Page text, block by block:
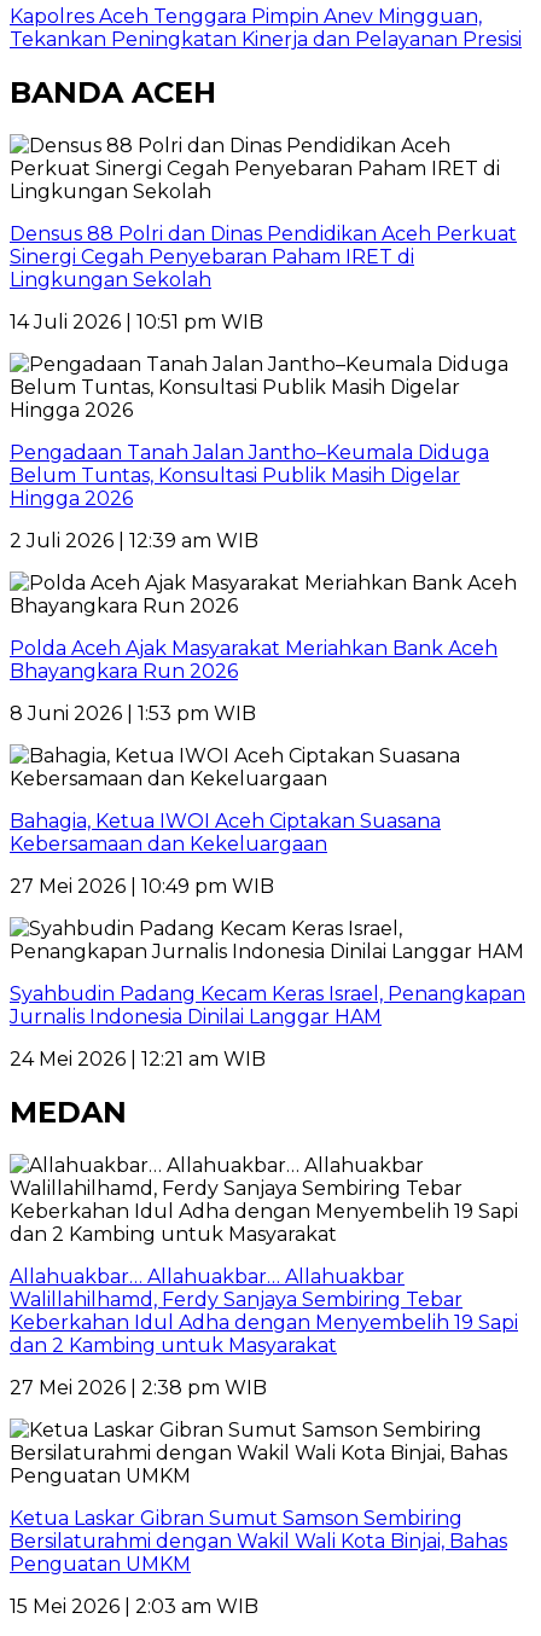
Kapolres Aceh Tenggara Pimpin Anev Mingguan,
Tekankan Peningkatan Kinerja dan Pelayanan Presisi
BANDA ACEH
Densus 88 Polri dan Dinas Pendidikan Aceh Perkuat
Sinergi Cegah Penyebaran Paham IRET di
Lingkungan Sekolah
14 Juli 2026 | 10:51 pm WIB
Pengadaan Tanah Jalan Jantho–Keumala Diduga
Belum Tuntas, Konsultasi Publik Masih Digelar
Hingga 2026
2 Juli 2026 | 12:39 am WIB
Polda Aceh Ajak Masyarakat Meriahkan Bank Aceh
Bhayangkara Run 2026
8 Juni 2026 | 1:53 pm WIB
Bahagia, Ketua IWOI Aceh Ciptakan Suasana
Kebersamaan dan Kekeluargaan
27 Mei 2026 | 10:49 pm WIB
Syahbudin Padang Kecam Keras Israel, Penangkapan
Jurnalis Indonesia Dinilai Langgar HAM
24 Mei 2026 | 12:21 am WIB
MEDAN
Allahuakbar… Allahuakbar… Allahuakbar
Walillahilhamd, Ferdy Sanjaya Sembiring Tebar
Keberkahan Idul Adha dengan Menyembelih 19 Sapi
dan 2 Kambing untuk Masyarakat
27 Mei 2026 | 2:38 pm WIB
Ketua Laskar Gibran Sumut Samson Sembiring
Bersilaturahmi dengan Wakil Wali Kota Binjai, Bahas
Penguatan UMKM
15 Mei 2026 | 2:03 am WIB